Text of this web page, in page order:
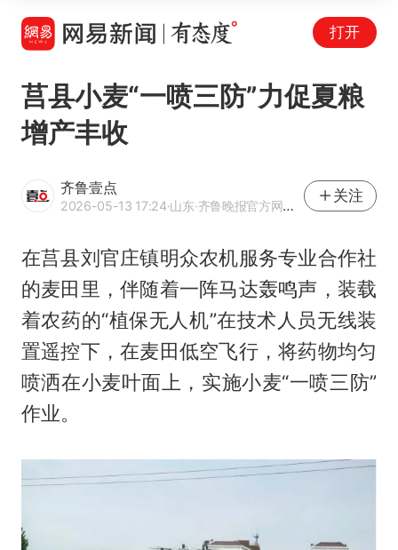
打开
莒县小麦“一喷三防”力促夏粮
增产丰收
齐鲁壹点
2026-05-13 17:24·山东·齐鲁晚报官方网易号
关注
在莒县刘官庄镇明众农机服务专业合作社
的麦田里，伴随着一阵马达轰鸣声，装载
着农药的“植保无人机”在技术人员无线装
置遥控下，在麦田低空飞行，将药物均匀
喷洒在小麦叶面上，实施小麦“一喷三防”
作业。